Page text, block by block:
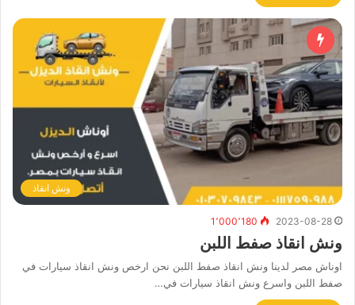
ونش انقاذ
2023-08-28 1٬000٬180
ونش انقاذ صفط اللبن
اوناش مصر لدينا ونش انقاذ صفط اللبن نحن ارخص ونش انقاذ سيارات في
صفط اللبن واسرع ونش انقاذ سيارات في…